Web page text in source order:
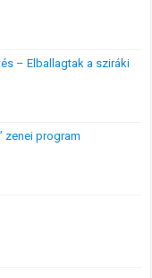
– Elballagtak a sziráki
zenei program